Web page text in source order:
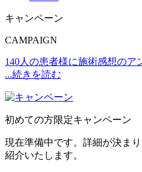
キャンペーン
CAMPAIGN
140人の患者様に施術感想のア
...続きを読む
初めての方限定キャンペーン
現在準備中です。詳細が決まり
紹介いたします。